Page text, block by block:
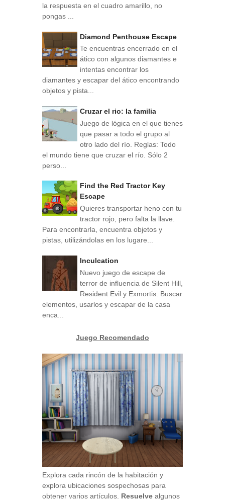
la respuesta en el cuadro amarillo, no
pongas ...
Diamond Penthouse Escape
Te encuentras encerrado en el
ático con algunos diamantes e
intentas encontrar los
diamantes y escapar del ático encontrando
objetos y pista...
Cruzar el rio: la familia
Juego de lógica en el que tienes
que pasar a todo el grupo al
otro lado del río. Reglas: Todo
el mundo tiene que cruzar el río. Sólo 2
perso...
Find the Red Tractor Key
Escape
Quieres transportar heno con tu
tractor rojo, pero falta la llave.
Para encontrarla, encuentra objetos y
pistas, utilizándolas en los lugare...
Inculcation
Nuevo juego de escape de
terror de influencia de Silent Hill,
Resident Evil y Exmortis. Buscar
elementos, usarlos y escapar de la casa
enca...
Juego Recomendado
Explora cada rincón de la habitación y
explora ubicaciones sospechosas para
obtener varios artículos. Resuelve algunos